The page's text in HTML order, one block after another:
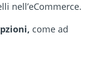
nell’eCommerce.
come ad